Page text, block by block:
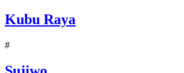
Kubu Raya
#